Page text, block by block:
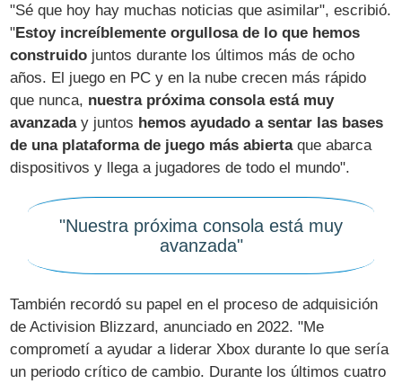
"Sé que hoy hay muchas noticias que asimilar", escribió.
"Estoy increíblemente orgullosa de lo que hemos
construido juntos durante los últimos más de ocho
años. El juego en PC y en la nube crecen más rápido
que nunca, nuestra próxima consola está muy
avanzaday juntos hemos ayudado a sentar las bases
de una plataforma de juego más abiertaque abarca
dispositivos y llega a jugadores de todo el mundo".
"Nuestra próxima consola está muy
avanzada"
También recordó su papel en el proceso de adquisición
de Activision Blizzard, anunciado en 2022. "Me
comprometí a ayudar a liderar Xbox durante lo que sería
un periodo crítico de cambio. Durante los últimos cuatro